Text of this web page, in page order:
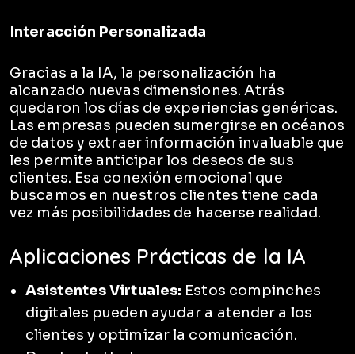
Interacción Personalizada
Gracias a la IA, la personalización ha
alcanzado nuevas dimensiones. Atrás
quedaron los días de experiencias genéricas.
Las empresas pueden sumergirse en océanos
de datos y extraer información invaluable que
les permite anticipar los deseos de sus
clientes. Esa conexión emocional que
buscamos en nuestros clientes tiene cada
vez más posibilidades de hacerse realidad.
Aplicaciones Prácticas de la IA
Asistentes Virtuales: Estos compinches
digitales pueden ayudar a atender a los
clientes y optimizar la comunicación.